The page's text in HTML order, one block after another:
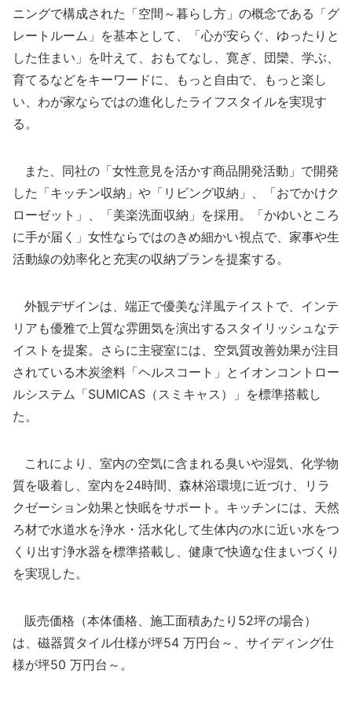
ニングで構成された「空間～暮らし方」の概念である「グ
レートルーム」を基本として、「心が安らぐ、ゆったりと
した住まい」を叶えて、おもてなし、寛ぎ、団欒、学ぶ、
育てるなどをキーワードに、もっと自由で、もっと楽し
い、わが家ならではの進化したライフスタイルを実現す
る。
また、同社の「女性意見を活かす商品開発活動」で開発
した「キッチン収納」や「リビング収納」、「おでかけク
ローゼット」、「美楽洗面収納」を採用。「かゆいところ
に手が届く」女性ならではのきめ細かい視点で、家事や生
活動線の効率化と充実の収納プランを提案する。
外観デザインは、端正で優美な洋風テイストで、インテ
リアも優雅で上質な雰囲気を演出するスタイリッシュなテ
イストを提案。さらに主寝室には、空気質改善効果が注目
されている木炭塗料「ヘルスコート」とイオンコントロー
ルシステム「SUMICAS（スミキャス）」を標準搭載し
た。
これにより、室内の空気に含まれる臭いや湿気、化学物
質を吸着し、室内を24時間、森林浴環境に近づけ、リラ
クゼーション効果と快眠をサポート。キッチンには、天然
ろ材で水道水を浄水・活水化して生体内の水に近い水をつ
くり出す浄水器を標準搭載し、健康で快適な住まいづくり
を実現した。
販売価格（本体価格、施工面積あたり52坪の場合）
は、磁器質タイル仕様が坪54 万円台～、サイディング仕
様が坪50 万円台～。